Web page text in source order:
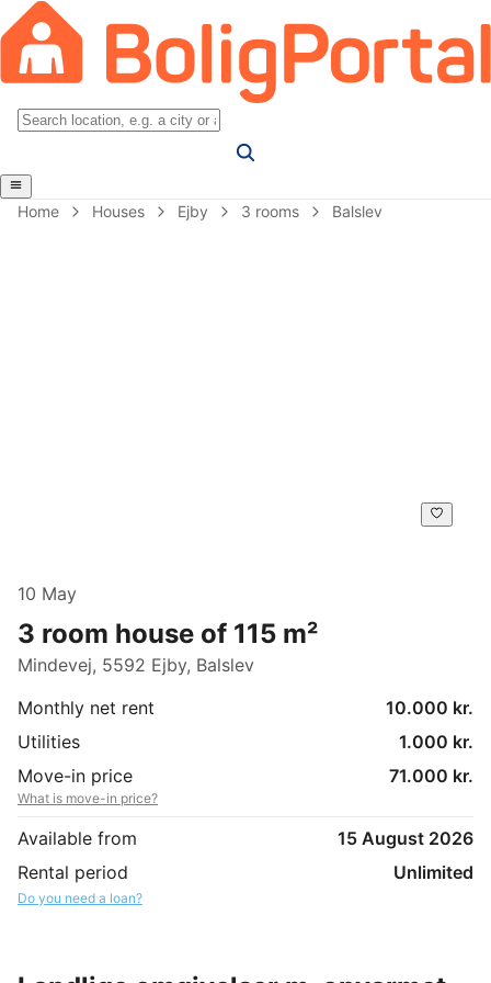
Home Houses Ejby 3 rooms Balslev
10 May
3 room house of 115 m²
Mindevej, 5592 Ejby, Balslev
Monthly net rent
10.000 kr.
Utilities
1.000 kr.
Move-in price
71.000 kr.
What is move-in price?
Available from
15 August 2026
Rental period
Unlimited
Do you need a loan?